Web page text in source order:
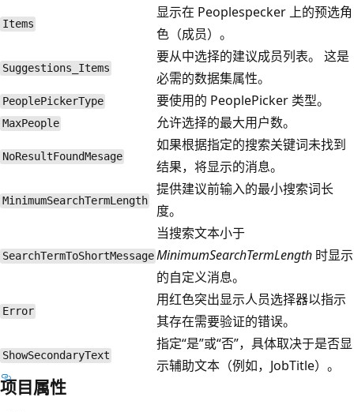
Items
显示在 Peoplespecker 上的预选角
色（成员）。
Suggestions_Items
要从中选择的建议成员列表。 这是
必需的数据集属性。
PeoplePickerType 要使用的 PeoplePicker 类型。
MaxPeople 允许选择的最大用户数。
NoResultFoundMesage
如果根据指定的搜索关键词未找到
结果，将显示的消息。
MinimumSearchTermLength
提供建议前输入的最小搜索词长
度。
SearchTermToShortMessage
当搜索文本小于
MinimumSearchTermLength 时显示
的自定义消息。
Error
用红色突出显示人员选择器以指示
其存在需要验证的错误。
ShowSecondaryText
指定“是”或“否”，具体取决于是否显
示辅助文本（例如，JobTitle）。
项目属性